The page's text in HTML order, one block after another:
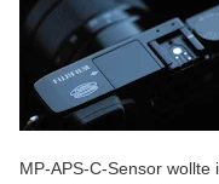
MP-APS-C-Sensor